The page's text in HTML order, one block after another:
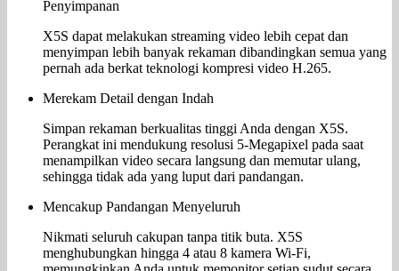
Penyimpanan
X5S dapat melakukan streaming video lebih cepat dan
menyimpan lebih banyak rekaman dibandingkan semua yang
pernah ada berkat teknologi kompresi video H.265.
Merekam Detail dengan Indah
Simpan rekaman berkualitas tinggi Anda dengan X5S.
Perangkat ini mendukung resolusi 5-Megapixel pada saat
menampilkan video secara langsung dan memutar ulang,
sehingga tidak ada yang luput dari pandangan.
Mencakup Pandangan Menyeluruh
Nikmati seluruh cakupan tanpa titik buta. X5S
menghubungkan hingga 4 atau 8 kamera Wi-Fi,